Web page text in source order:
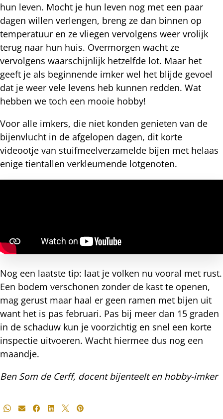
hun leven. Mocht je hun leven nog met een paar
dagen willen verlengen, breng ze dan binnen op
temperatuur en ze vliegen vervolgens weer vrolijk
terug naar hun huis. Overmorgen wacht ze
vervolgens waarschijnlijk hetzelfde lot. Maar het
geeft je als beginnende imker wel het blijde gevoel
dat je weer vele levens heb kunnen redden. Wat
hebben we toch een mooie hobby!
Voor alle imkers, die niet konden genieten van de
bijenvlucht in de afgelopen dagen, dit korte
videootje van stuifmeelverzamelde bijen met helaas
enige tientallen verkleumende lotgenoten.
Nog een laatste tip: laat je volken nu vooral met rust.
Een bodem verschonen zonder de kast te openen,
mag gerust maar haal er geen ramen met bijen uit
want het is pas februari. Pas bij meer dan 15 graden
in de schaduw kun je voorzichtig en snel een korte
inspectie uitvoeren. Wacht hiermee dus nog een
maandje.
Ben Som de Cerff, docent bijenteelt en hobby-imker
DeelWhatsapp
E-mailFacebook
LinkedIn
X Pinterest